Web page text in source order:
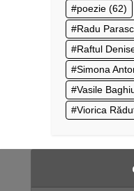
poezie (62)
Radu
Raftul
Simona
Vasile
Viorica